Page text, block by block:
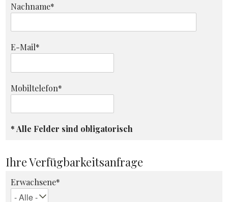
Nachname*
E-Mail*
Mobiltelefon*
* Alle Felder sind obligatorisch
Ihre Verfügbarkeitsanfrage
Erwachsene*